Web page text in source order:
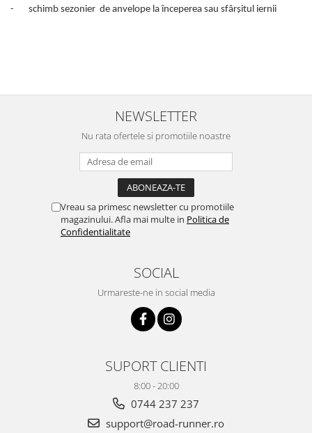
- schimb sezonier de anvelope la începerea sau sfârșitul iernii
NEWSLETTER
Nu rata ofertele si promotiile noastre
Vreau sa primesc newsletter cu promotiile
magazinului. Afla mai multe in Politica de
Confidentialitate
SOCIAL
Urmareste-ne in social media
SUPORT CLIENTI
8:00 - 20:00
0744 237 237
support@road-runner.ro